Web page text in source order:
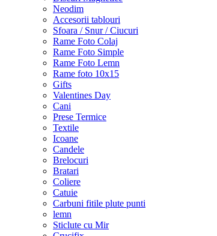
Neodim
Accesorii tablouri
Sfoara / Snur / Ciucuri
Rame Foto Colaj
Rame Foto Simple
Rame Foto Lemn
Rame foto 10x15
Gifts
Valentines Day
Cani
Prese Termice
Textile
Icoane
Candele
Brelocuri
Bratari
Coliere
Catuie
Carbuni fitile plute punti
lemn
Sticlute cu Mir